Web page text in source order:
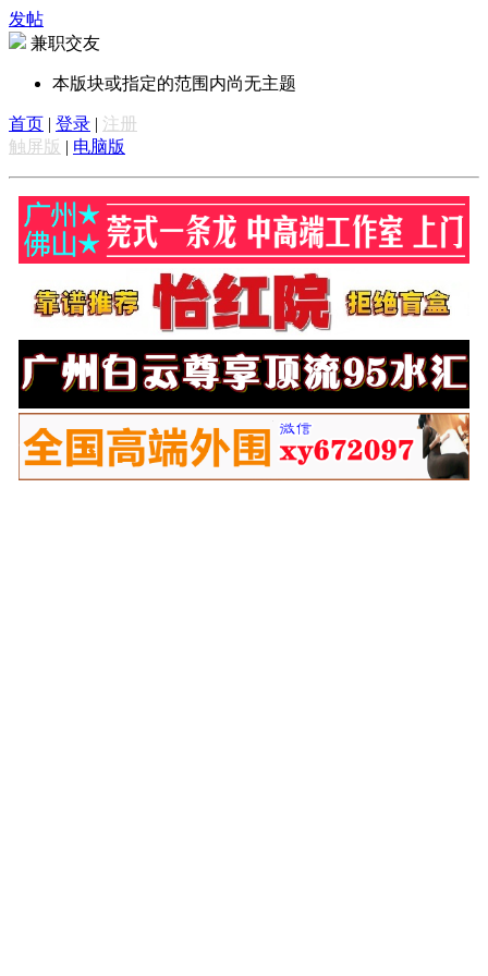
发帖
兼职交友
本版块或指定的范围内尚无主题
首页 | 登录 | 注册
触屏版 | 电脑版